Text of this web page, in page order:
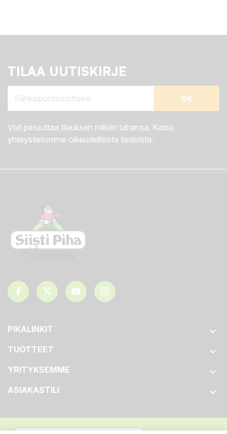
TILAA UUTISKIRJE
Voit peruuttaa tilauksen milloin tahansa. Katso
yhteystietomme oikeudellisista tiedoista.
PIKALINKIT 
TUOTTEET 
YRITYKSEMME 
ASIAKASTILI 